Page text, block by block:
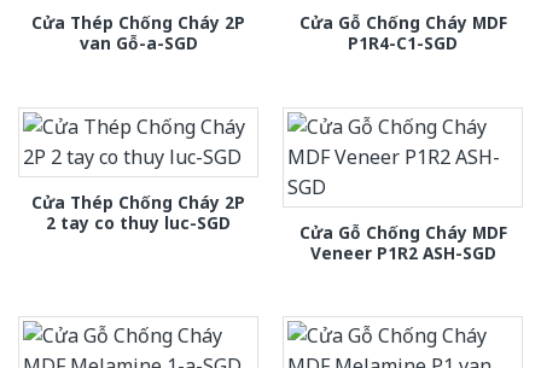
Cửa Thép Chống Cháy 2P
van Gỗ-a-SGD
Cửa Gỗ Chống Cháy MDF
P1R4-C1-SGD
Cửa Thép Chống Cháy 2P
2 tay co thuy luc-SGD
Cửa Gỗ Chống Cháy MDF
Veneer P1R2 ASH-SGD